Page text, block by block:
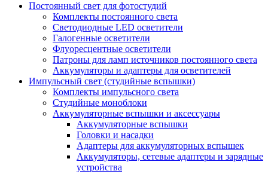
Постоянный свет для фотостудий
Комплекты постоянного света
Светодиодные LED осветители
Галогенные осветители
Флуоресцентные осветители
Патроны для ламп источников постоянного света
Аккумуляторы и адаптеры для осветителей
Импульсный свет (студийные вспышки)
Комплекты импульсного света
Студийные моноблоки
Аккумуляторные вспышки и аксессуары
Аккумуляторные вспышки
Головки и насадки
Адаптеры для аккумуляторных вспышек
Аккумуляторы, сетевые адаптеры и зарядные
устройства